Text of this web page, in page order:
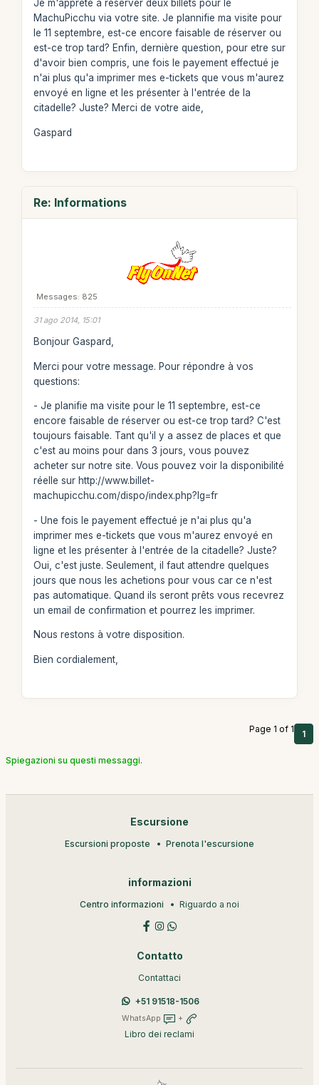
Je m'apprete à réserver deux billets pour le
MachuPicchu via votre site. Je plannifie ma visite pour
le 11 septembre, est-ce encore faisable de réserver ou
est-ce trop tard? Enfin, dernière question, pour etre sur
d'avoir bien compris, une fois le payement effectué je
n'ai plus qu'a imprimer mes e-tickets que vous m'aurez
envoyé en ligne et les présenter à l'entrée de la
citadelle? Juste? Merci de votre aide,
Gaspard
Re: Informations
Messages: 825
31 ago 2014, 15:01
Bonjour Gaspard,
Merci pour votre message. Pour répondre à vos
questions:
- Je planifie ma visite pour le 11 septembre, est-ce
encore faisable de réserver ou est-ce trop tard? C'est
toujours faisable. Tant qu'il y a assez de places et que
c'est au moins pour dans 3 jours, vous pouvez
acheter sur notre site. Vous pouvez voir la disponibilité
réelle sur http://www.billet-
machupicchu.com/dispo/index.php?lg=fr
- Une fois le payement effectué je n'ai plus qu'a
imprimer mes e-tickets que vous m'aurez envoyé en
ligne et les présenter à l'entrée de la citadelle? Juste?
Oui, c'est juste. Seulement, il faut attendre quelques
jours que nous les achetions pour vous car ce n'est
pas automatique. Quand ils seront prêts vous recevrez
un email de confirmation et pourrez les imprimer.
Nous restons à votre disposition.
Bien cordialement,
Page 1 of 1 1
Spiegazioni su questi messaggi.
Escursione
Escursioni proposte Prenota l'escursione
informazioni
Centro informazioni Riguardo a noi
Contatto
Contattaci
+51 91518-1506
WhatsApp +
Libro dei reclami